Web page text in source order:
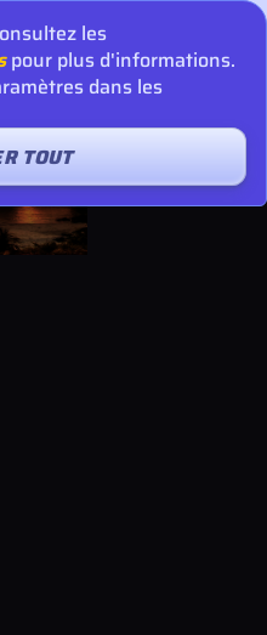
les
pour plus d'informations.
dans les
TOUT